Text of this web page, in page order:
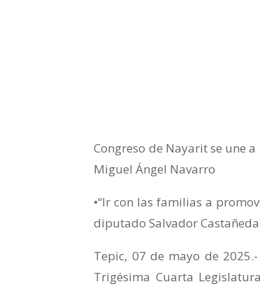
Congreso de Nayarit se une
Miguel Ángel Navarro
•“Ir con las familias a
diputado Salvador Castañeda
Tepic, 07 de mayo de
Trigésima Cuarta